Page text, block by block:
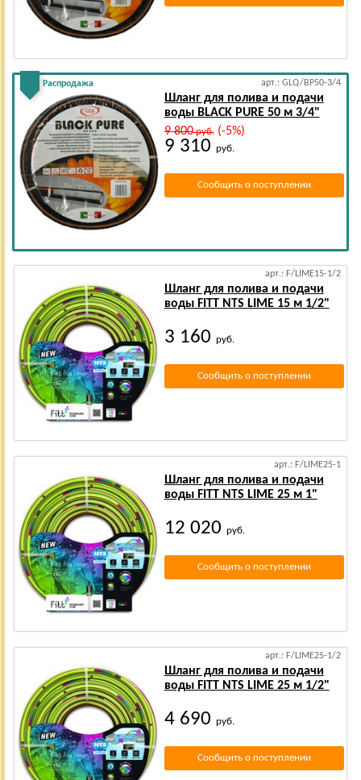
Распродажа арт.: GLQ/BP50-3/4
Шланг для полива и подачи
воды BLACK PURE 50 м 3/4"
9 800руб.(-5%)
9 310 руб.
Сообщить о поступлении
арт.: F/LIME15-1/2
Шланг для полива и подачи
воды FITT NTS LIME 15 м 1/2"
3 160 руб.
Сообщить о поступлении
арт.: F/LIME25-1
Шланг для полива и подачи
воды FITT NTS LIME 25 м 1"
12 020 руб.
Сообщить о поступлении
арт.: F/LIME25-1/2
Шланг для полива и подачи
воды FITT NTS LIME 25 м 1/2"
4 690 руб.
Сообщить о поступлении